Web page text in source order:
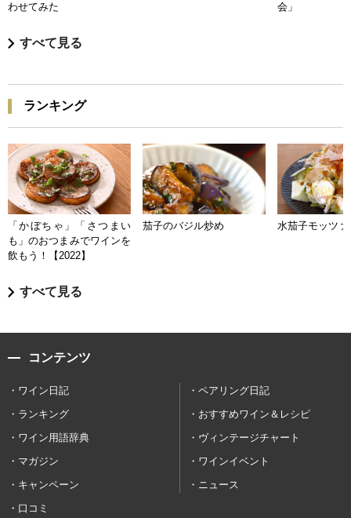
わせてみた
会」
すべて見る
ランキング
「かぼちゃ」「さつまい
も」のおつまみでワインを
飲もう！【2022】
茄子のバジル炒め 水茄子モッツァ
すべて見る
コンテンツ
ワイン日記
ペアリング日記
ランキング
おすすめワイン＆レシピ
ワイン用語辞典
ヴィンテージチャート
マガジン
ワインイベント
キャンペーン
ニュース
口コミ